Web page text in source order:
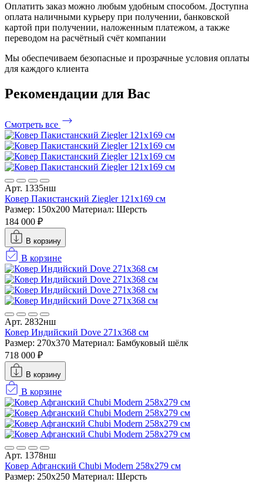
Оплатить заказ можно любым удобным способом. Доступна
оплата наличными курьеру при получении, банковской
картой при получении, наложенным платежом, а также
переводом на расчётный счёт компании
Мы обеспечиваем безопасные и прозрачные условия оплаты
для каждого клиента
Рекомендации для Вас
Смотреть все
Арт. 1335нш
Ковер Пакистанский Ziegler 121x169 см
Размер: 150x200 Материал: Шерсть
184 000 ₽
В корзину
В корзине
Арт. 2832нш
Ковер Индийский Dove 271x368 см
Размер: 270x370 Материал: Бамбуковый шёлк
718 000 ₽
В корзину
В корзине
Арт. 1378нш
Ковер Афганский Chubi Modern 258x279 см
Размер: 250x250 Материал: Шерсть